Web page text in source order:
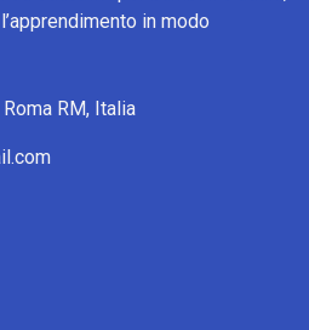
in modo
RM, Italia